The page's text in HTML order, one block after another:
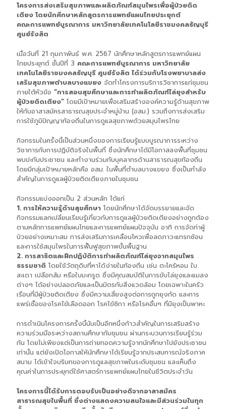
โครงการส่งเสริมสุขภาพและผลิตภัณฑ์สมุนไพรเพื่อผู้ป่วยติด
เตียง โดยนักศึกษาหลักสูตรการแพทย์แผนไทยประยุกต์
คณะการแพทย์บูรณาการ มหาวิทยาลัยเทคโนโลยีราชมงคลธัญบุรี
ศูนย์รังสิต
เมื่อวันที่ 21 กุมภาพันธ์ พ.ศ. 2567 นักศึกษาหลักสูตรการแพทย์แผน
ไทยประยุกต์ ชั้นปีที่ 3 คณะการแพทย์บูรณาการ มหาวิทยาลัย
เทคโนโลยีราชมงคลธัญบุรี ศูนย์รังสิต ได้ร่วมกับโรงพยาบาลส่ง
เสริมสุขภาพตำบลบางแขยง จัดทำโครงการบริการวิชาการแก่ชุมชน
ภายใต้หัวข้อ “การสอนสุขศึกษาและการทำผลิตภัณฑ์ไล่ยุงสำหรับ
ผู้ป่วยติดเตียง” โดยมีเป้าหมายเพื่อเสริมสร้างองค์ความรู้ด้านสุขภาพ
ให้กับอาสาสมัครสาธารณสุขประจำหมู่บ้าน (อสม.) รวมถึงการส่งเสริม
การใช้ภูมิปัญญาท้องถิ่นในการดูแลสุขภาพด้วยสมุนไพรไทย
กิจกรรมในครั้งนี้เป็นส่วนหนึ่งของการเรียนรู้แบบบูรณาการระหว่าง
วิชาการกับการปฏิบัติจริงในพื้นที่ ซึ่งนักศึกษาได้มีโอกาสลงพื้นที่ชุมชน
พบปะกับประชาชน และทำงานร่วมกับบุคลากรด้านสาธารณสุขท้องถิ่น
โดยมีกลุ่มเป้าหมายหลักคือ อสม. ในพื้นที่ตำบลบางแขยง ซึ่งเป็นกำลัง
สำคัญในการดูแลผู้ป่วยติดเตียงภายในชุมชน
กิจกรรมแบ่งออกเป็น 2 ส่วนหลัก ได้แก่
1. การให้ความรู้ด้านสุขศึกษา โดยนักศึกษาได้จัดบรรยายและจัด
กิจกรรมแลกเปลี่ยนเรียนรู้เกี่ยวกับการดูแลผู้ป่วยติดเตียงอย่างถูกต้อง
ตามหลักการแพทย์แผนไทยและการแพทย์แผนปัจจุบัน อาทิ การจัดท่าผู้
ป่วยอย่างเหมาะสม การส่งเสริมการเคลื่อนไหวเพื่อลดภาวะแทรกซ้อน
และการใช้สมุนไพรในการฟื้นฟูสุขภาพขั้นพื้นฐาน
2. การสาธิตและฝึกปฏิบัติการทำผลิตภัณฑ์ไล่ยุงจากสมุนไพร
ธรรมชาติ โดยใช้วัตถุดิบที่หาได้ง่ายในท้องถิ่น เช่น ตะไคร้หอม ใบ
สะเดา เปลือกส้ม หรือใบมะกรูด ซึ่งมีคุณสมบัติในการขับไล่ยุงและแมลง
ต่างๆ ได้อย่างปลอดภัยและเป็นมิตรกับสิ่งแวดล้อม โดยเฉพาะในครัว
เรือนที่มีผู้ป่วยติดเตียง ซึ่งมีความเสี่ยงสูงต่อการถูกยุงกัด และการ
แพร่เชื้อของโรคไข้เลือดออก โรคไข้ซิกา หรือโรคอื่นๆ ที่มียุงเป็นพาหะ
การดำเนินโครงการครั้งนี้นับเป็นอีกหนึ่งก้าวสำคัญในการเสริมสร้าง
ความร่วมมือระหว่างสถานศึกษากับชุมชน ผ่านกระบวนการเรียนรู้ร่วม
กัน โดยไม่เพียงแต่เป็นการถ่ายทอดความรู้จากนักศึกษาไปยังประชาชน
เท่านั้น แต่ยังเปิดโอกาสให้นักศึกษาได้เรียนรู้จากประสบการณ์จริงภาค
สนาม ได้เข้าใจบริบทของการดูแลสุขภาพในระดับชุมชน และเห็นถึง
คุณค่าในการประยุกต์ใช้ศาสตร์การแพทย์แผนไทยในชีวิตประจำวัน
โครงการนี้ได้รับการตอบรับเป็นอย่างดีจากอาสาสมัคร
สาธารณสุขในพื้นที่ ซึ่งต่างแสดงความสนใจและมีส่วนร่วมในทุก